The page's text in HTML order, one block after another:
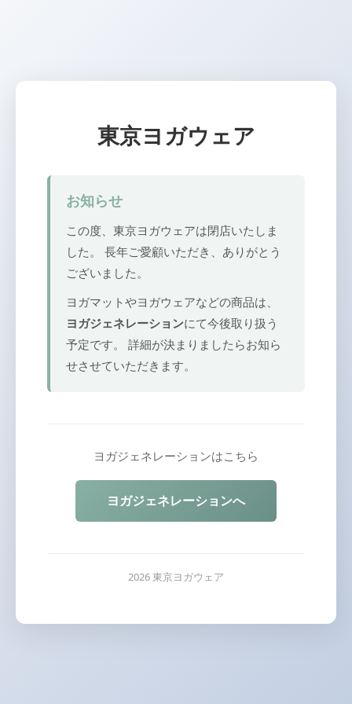
東京ヨガウェア
お知らせ
この度、東京ヨガウェアは閉店いたしま
した。 長年ご愛顧いただき、ありがとう
ございました。
ヨガマットやヨガウェアなどの商品は、
ヨガジェネレーションにて今後取り扱う
予定です。 詳細が決まりましたらお知ら
せさせていただきます。
ヨガジェネレーションはこちら
ヨガジェネレーションへ
2026 東京ヨガウェア